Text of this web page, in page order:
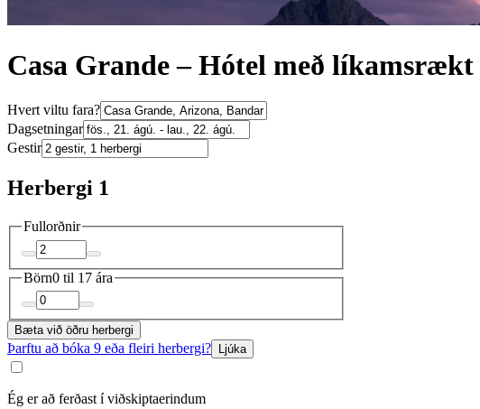
Casa Grande – Hótel með líkamsrækt
Hvert viltu fara?
Dagsetningar
Gestir
Herbergi 1
Fullorðnir
Börn0 til 17 ára
Bæta við öðru herbergi
Þarftu að bóka 9 eða fleiri herbergi? Ljúka
Ég er að ferðast í viðskiptaerindum